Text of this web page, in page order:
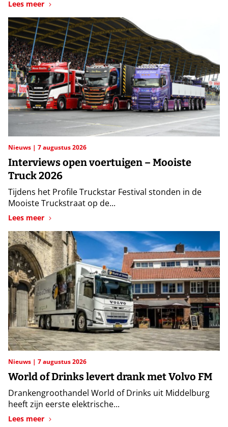
Lees meer
Nieuws 7 augustus 2026
Interviews open voertuigen – Mooiste
Truck 2026
Tijdens het Profile Truckstar Festival stonden in de
Mooiste Truckstraat op de...
Lees meer
Nieuws 7 augustus 2026
World of Drinks levert drank met Volvo FM
Drankengroothandel World of Drinks uit Middelburg
heeft zijn eerste elektrische...
Lees meer